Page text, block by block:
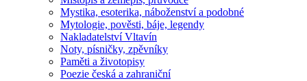
Mystika, esoterika, náboženství a podobné
Mytologie, pověsti, báje, legendy
Nakladatelství Vltavín
Noty, písničky, zpěvníky
Paměti a životopisy
Poezie česká a zahraniční